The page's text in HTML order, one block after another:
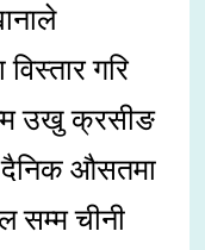
गरि
उखु क्रसीङ
दैनिक औसतमा
सम्म चीनी